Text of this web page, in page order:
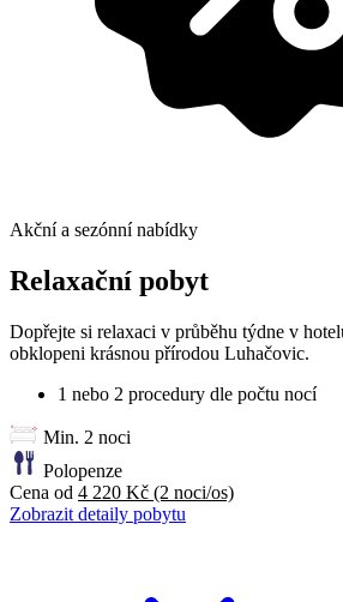
Akční a sezónní nabídky
Relaxační pobyt
Dopřejte si relaxaci v průběhu týdne v
obklopeni krásnou přírodou Luhačovic.
1 nebo 2 procedury dle počtu nocí
Min. 2 noci
Polopenze
Cena od 4 220 Kč (2 noci/os)
Zobrazit detaily pobytu